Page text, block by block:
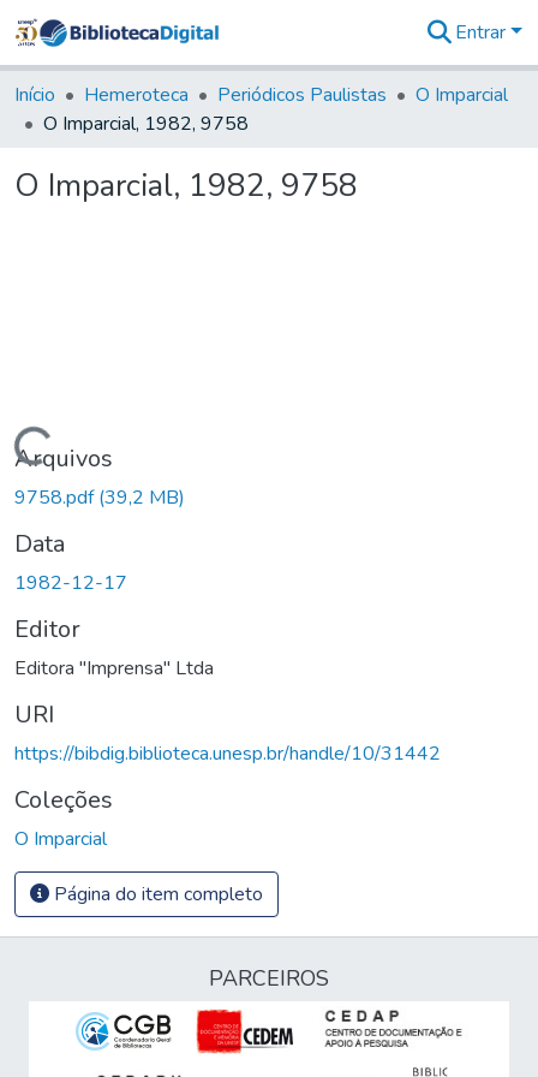
&
Coleções
Tudo na
Digital
Entrar
Início Hemeroteca Periódicos Paulistas
O Imparcial
O Imparcial, 1982, 9758
O Imparcial, 1982, 9758
Carregando...
Arquivos
9758.pdf(39,2 MB)
Data
1982-12-17
Editor
Editora "Imprensa" Ltda
URI
https://bibdig.biblioteca.unesp.br/handle/10/31442
Coleções
O Imparcial
Página do item completo
PARCEIROS